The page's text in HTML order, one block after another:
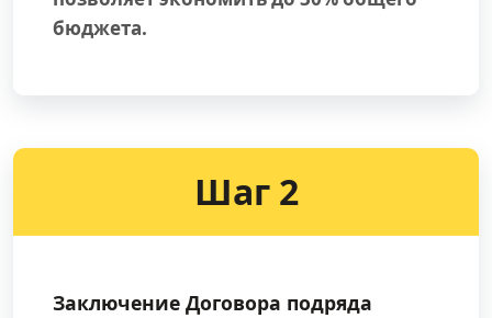
бюджета.
Шаг 2
Заключение Договора подряда